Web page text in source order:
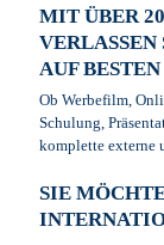
MIT ÜBER
AUF
Ob Werbefilm,
Schulung,
komplette externe
SIE